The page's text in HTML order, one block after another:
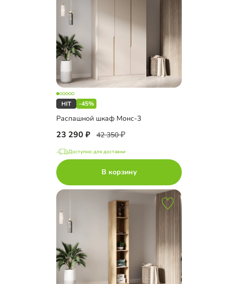
-45%
Распашной шкаф Монс-3
23 290 42 350
Доступно для доставки
В корзину